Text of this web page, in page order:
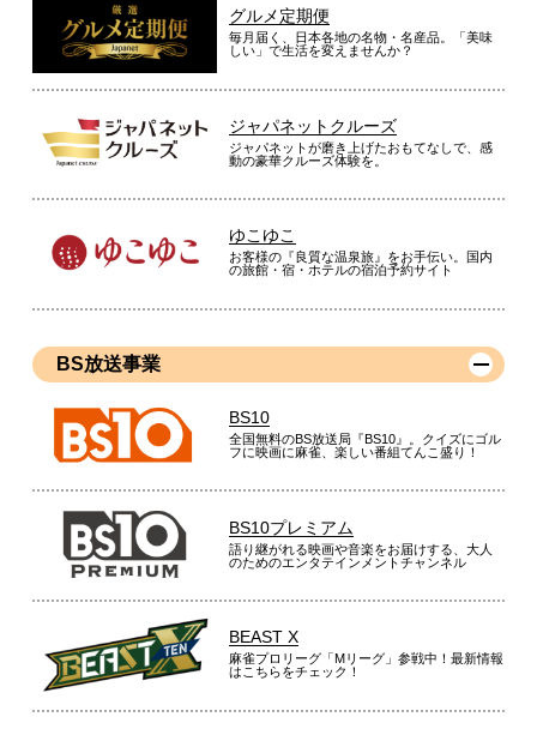
グルメ定期便
毎月届く、日本各地の名物・名産品。「美味
しい」で生活を変えませんか？
ジャパネットクルーズ
ジャパネットが磨き上げたおもてなしで、感
動の豪華クルーズ体験を。
ゆこゆこ
お客様の『良質な温泉旅』をお手伝い。国内
の旅館・宿・ホテルの宿泊予約サイト
BS放送事業
BS10
全国無料のBS放送局『BS10』。クイズにゴル
フに映画に麻雀、楽しい番組てんこ盛り！
BS10プレミアム
語り継がれる映画や音楽をお届けする、大人
のためのエンタテインメントチャンネル
BEAST X
麻雀プロリーグ「Mリーグ」参戦中！最新情報
はこちらをチェック！